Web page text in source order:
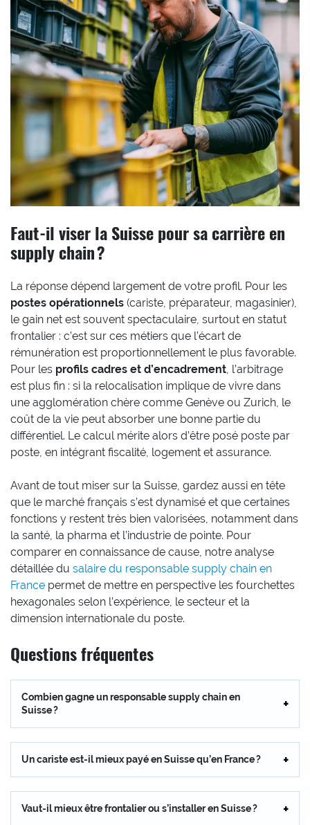
Faut-il viser la Suisse pour sa carrière en
supply chain ?
La réponse dépend largement de votre profil. Pour les
postes opérationnels (cariste, préparateur, magasinier),
le gain net est souvent spectaculaire, surtout en statut
frontalier : c’est sur ces métiers que l’écart de
rémunération est proportionnellement le plus favorable.
Pour les profils cadres et d’encadrement, l’arbitrage
est plus fin : si la relocalisation implique de vivre dans
une agglomération chère comme Genève ou Zurich, le
coût de la vie peut absorber une bonne partie du
différentiel. Le calcul mérite alors d’être posé poste par
poste, en intégrant fiscalité, logement et assurance.
Avant de tout miser sur la Suisse, gardez aussi en tête
que le marché français s’est dynamisé et que certaines
fonctions y restent très bien valorisées, notamment dans
la santé, la pharma et l’industrie de pointe. Pour
comparer en connaissance de cause, notre analyse
détaillée du salaire du responsable supply chain en
France permet de mettre en perspective les fourchettes
hexagonales selon l’expérience, le secteur et la
dimension internationale du poste.
Questions fréquentes
Combien gagne un responsable supply chain en
Suisse ?
Un cariste est-il mieux payé en Suisse qu’en France ?
Vaut-il mieux être frontalier ou s’installer en Suisse ?